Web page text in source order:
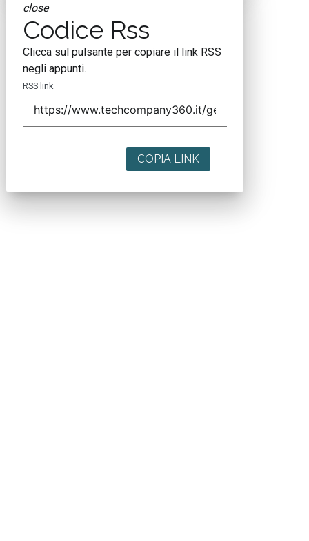
close
Codice Rss
Clicca sul pulsante per copiare il link RSS
negli appunti.
RSS link
COPIA LINK